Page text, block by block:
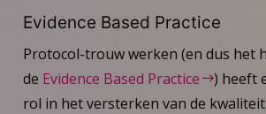
Evidence Based Practice
Protocol-trouw werken (en dus het
de Evidence Based Practice
) heeft
rol in het versterken van de